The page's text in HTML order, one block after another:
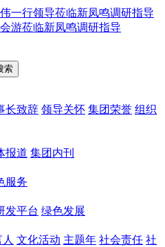
一行领导莅临新凤鸣调研指导
游莅临新凤鸣调研指导
长致辞 领导关怀 集团荣誉 组织
报道 集团内刊
服务
发平台 绿色发展
文化活动 主题年 社会责任 社